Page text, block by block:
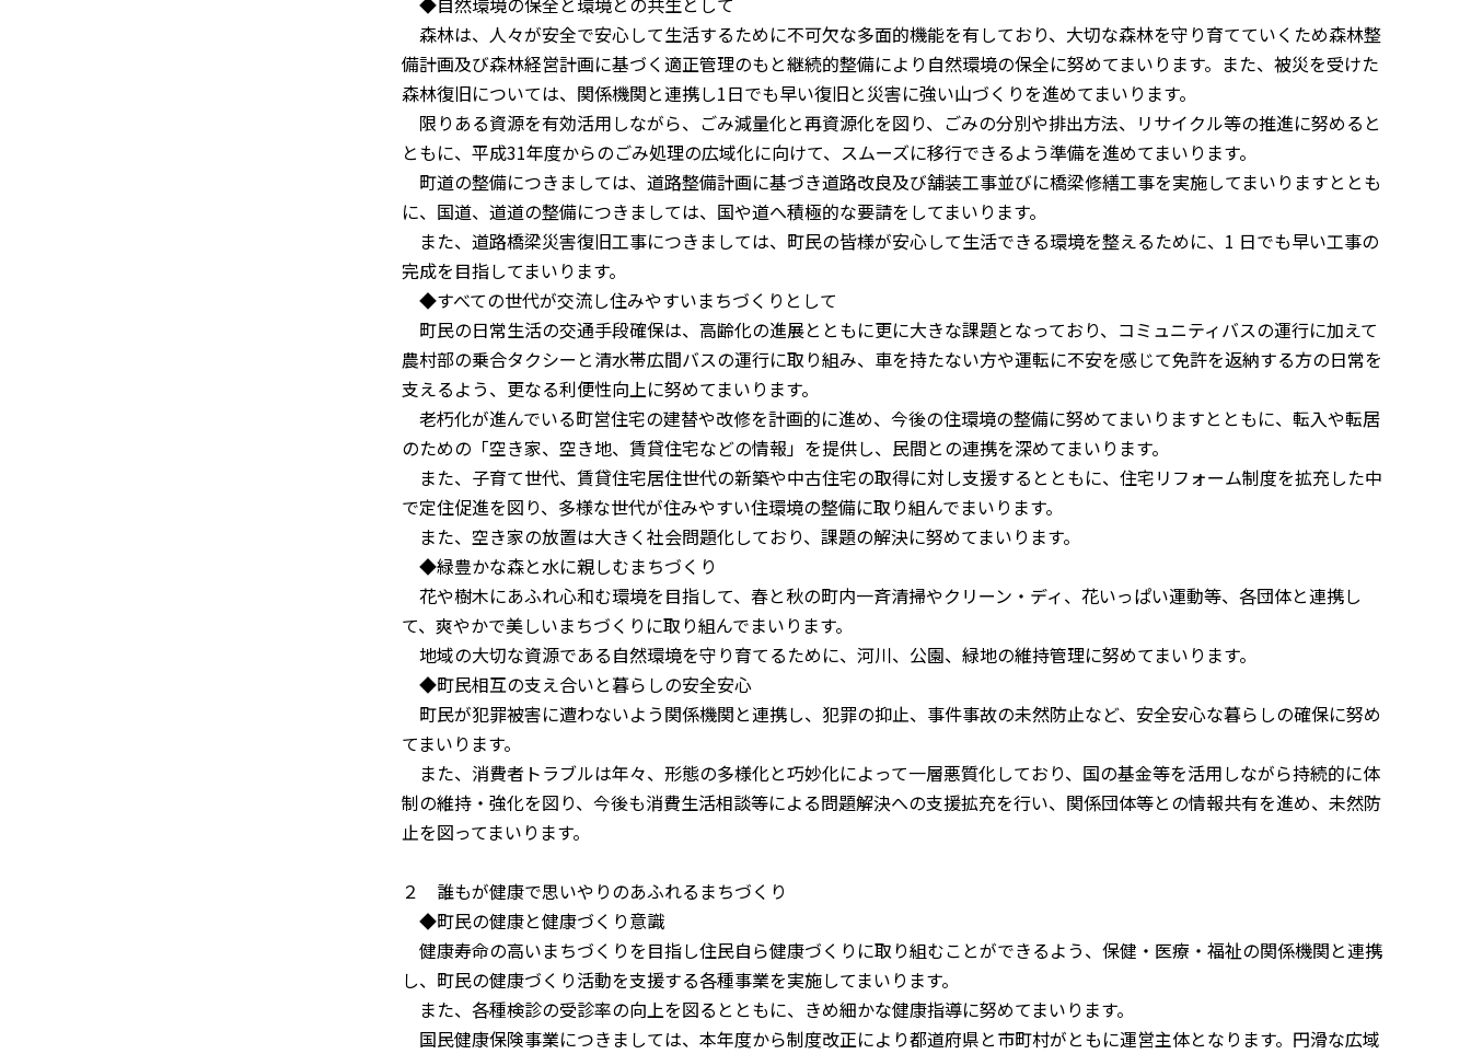
森林は、人々が安全で安心して生活するために不可欠な多面的機能を有しており、大切な森林を守り育てていくため森林整
備計画及び森林経営計画に基づく適正管理のもと継続的整備により自然環境の保全に努めてまいります。また、被災を受けた
森林復旧については、関係機関と連携し1日でも早い復旧と災害に強い山づくりを進めてまいります。
限りある資源を有効活用しながら、ごみ減量化と再資源化を図り、ごみの分別や排出方法、リサイクル等の推進に努めると
ともに、平成31年度からのごみ処理の広域化に向けて、スムーズに移行できるよう準備を進めてまいります。
町道の整備につきましては、道路整備計画に基づき道路改良及び舗装工事並びに橋梁修繕工事を実施してまいりますととも
に、国道、道道の整備につきましては、国や道へ積極的な要請をしてまいります。
また、道路橋梁災害復旧工事につきましては、町民の皆様が安心して生活できる環境を整えるために、1 日でも早い工事の
完成を目指してまいります。
◆すべての世代が交流し住みやすいまちづくりとして
町民の日常生活の交通手段確保は、高齢化の進展とともに更に大きな課題となっており、コミュニティバスの運行に加えて
農村部の乗合タクシーと清水帯広間バスの運行に取り組み、車を持たない方や運転に不安を感じて免許を返納する方の日常を
支えるよう、更なる利便性向上に努めてまいります。
老朽化が進んでいる町営住宅の建替や改修を計画的に進め、今後の住環境の整備に努めてまいりますとともに、転入や転居
のための「空き家、空き地、賃貸住宅などの情報」を提供し、民間との連携を深めてまいります。
また、子育て世代、賃貸住宅居住世代の新築や中古住宅の取得に対し支援するとともに、住宅リフォーム制度を拡充した中
で定住促進を図り、多様な世代が住みやすい住環境の整備に取り組んでまいります。
また、空き家の放置は大きく社会問題化しており、課題の解決に努めてまいります。
◆緑豊かな森と水に親しむまちづくり
花や樹木にあふれ心和む環境を目指して、春と秋の町内一斉清掃やクリーン・ディ、花いっぱい運動等、各団体と連携し
て、爽やかで美しいまちづくりに取り組んでまいります。
地域の大切な資源である自然環境を守り育てるために、河川、公園、緑地の維持管理に努めてまいります。
◆町民相互の支え合いと暮らしの安全安心
町民が犯罪被害に遭わないよう関係機関と連携し、犯罪の抑止、事件事故の未然防止など、安全安心な暮らしの確保に努め
てまいります。
また、消費者トラブルは年々、形態の多様化と巧妙化によって一層悪質化しており、国の基金等を活用しながら持続的に体
制の維持・強化を図り、今後も消費生活相談等による問題解決への支援拡充を行い、関係団体等との情報共有を進め、未然防
止を図ってまいります。
２ 誰もが健康で思いやりのあふれるまちづくり
◆町民の健康と健康づくり意識
健康寿命の高いまちづくりを目指し住民自ら健康づくりに取り組むことができるよう、保健・医療・福祉の関係機関と連携
し、町民の健康づくり活動を支援する各種事業を実施してまいります。
また、各種検診の受診率の向上を図るとともに、きめ細かな健康指導に努めてまいります。
国民健康保険事業につきましては、本年度から制度改正により都道府県と市町村がともに運営主体となります。円滑な広域